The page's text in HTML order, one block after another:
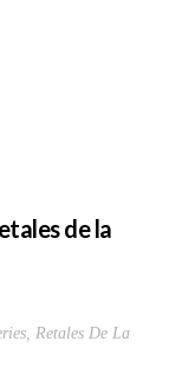
de la
, Retales De La